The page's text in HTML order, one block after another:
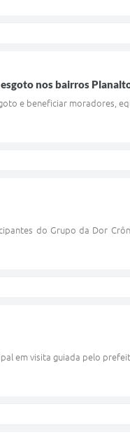
nos bairros
e beneficiar moradores,
do Grupo da Dor
em visita guiada pelo